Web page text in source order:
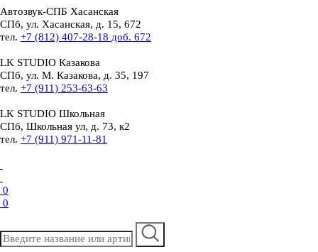
Автозвук-СПБ Хасанская
СПб, ул. Хасанская, д. 15, 672
тел. +7 (812) 407-28-18 доб. 672
LK STUDIO Казакова
СПб, ул. М. Казакова, д. 35, 197
тел. +7 (911) 253-63-63
LK STUDIO Школьная
СПб, Школьная ул, д. 73, к2
тел. +7 (911) 971-11-81
0
0